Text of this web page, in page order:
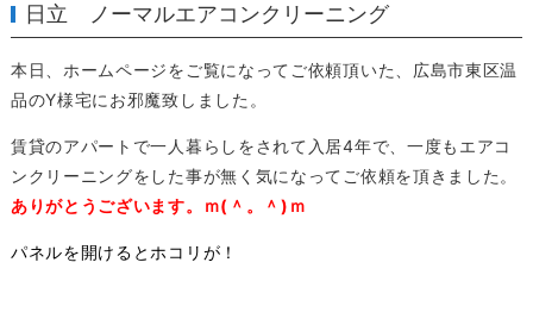
日立 ノーマルエアコンクリーニング
本日、ホームページをご覧になってご依頼頂いた、広島市東区温
品のY様宅にお邪魔致しました。
賃貸のアパートで一人暮らしをされて入居4年で、一度もエアコ
ンクリーニングをした事が無く気になってご依頼を頂きました。
ありがとうございます。ｍ(＾。＾)ｍ
パネルを開けるとホコリが！